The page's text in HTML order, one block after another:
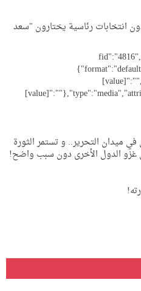
انتخابات رئاسية يختارون "سعد
ميدان التحرير.. و تستمر الثورة